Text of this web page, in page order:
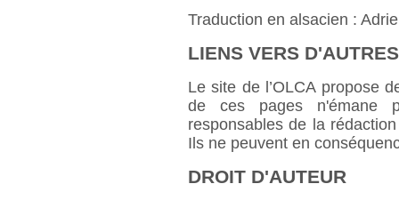
Traduction en alsacien :
LIENS VERS
Le site de l’OLCA propose
de ces pages n'émane
responsables de la
Ils ne peuvent en
DROIT D'AUTEUR